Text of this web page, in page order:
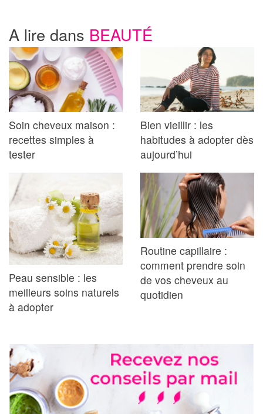
A lire dans BEAUTÉ
Soin cheveux maison :
recettes simples à
tester
Bien vieillir : les
habitudes à adopter dès
aujourd’hui
Peau sensible : les
meilleurs soins naturels
à adopter
Routine capillaire :
comment prendre soin
de vos cheveux au
quotidien